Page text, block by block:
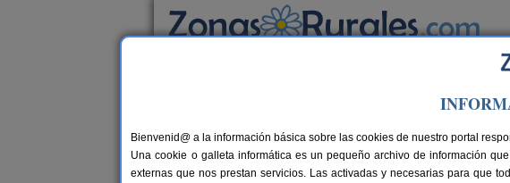
Busca por
Casas Rurales cerca de Chiclana
Bienvenid@ a la información básica sobre las cookies de nuestro portal
Una cookie o galleta informática es un pequeño archivo de información
externas que nos prestan servicios. Las activadas y necesarias para que